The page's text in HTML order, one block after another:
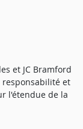
et JC Bramford
et
l'étendue de la